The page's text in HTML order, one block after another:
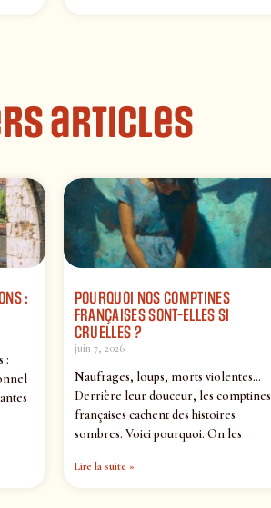
articles
:
:
POURQUOI NOS COMPTINES
FRANÇAISES SONT-ELLES SI
CRUELLES ?
juin 7, 2026
Naufrages, loups, morts violentes…
Derrière leur douceur, les comptines
françaises cachent des histoires
sombres. Voici pourquoi. On les
Lire la suite »